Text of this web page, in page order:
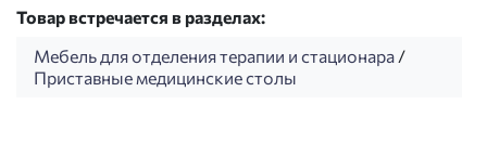
Товар встречается в разделах:
Мебель для отделения терапии и стационара /
Приставные медицинские столы